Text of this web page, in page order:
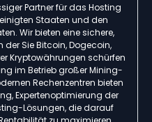
Partner für das Hosting
Staaten und den
Wir bieten eine sichere,
Sie Bitcoin, Dogecoin,
Kryptowährungen schürfen
im Betrieb großer Mining-
Rechenzentren bieten
Expertenoptimierung der
Lösungen, die darauf